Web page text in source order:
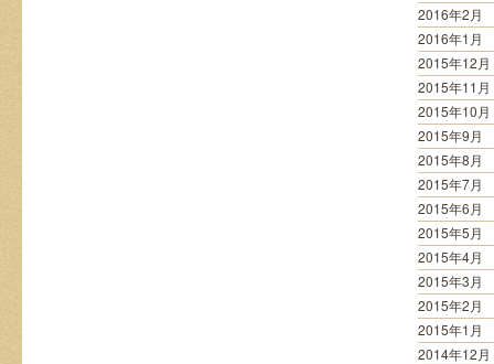
2016年2月
2016年1月
2015年12月
2015年11月
2015年10月
2015年9月
2015年8月
2015年7月
2015年6月
2015年5月
2015年4月
2015年3月
2015年2月
2015年1月
2014年12月